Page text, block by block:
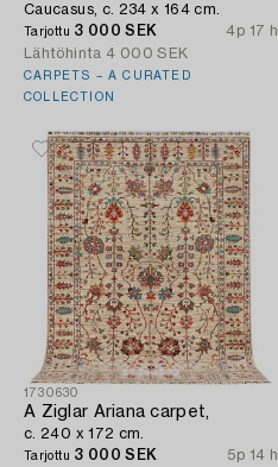
Caucasus, c. 234 x 164 cm.
Tarjottu 3 000 SEK
4p 17 h
Lähtöhinta 4 000 SEK
CARPETS – A CURATED
COLLECTION
1730630
A Ziglar Ariana carpet,
c. 240 x 172 cm.
Tarjottu 3 000 SEK
5p 14 h